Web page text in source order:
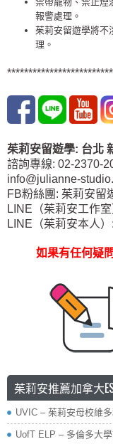
報警處理。
茱莉安留遊學將不
理。
茱莉安留遊學: 台北
諮詢專線: 02-2370-
info@julianne-
FB粉絲團: 茱莉安留
LINE（茱莉安工作
LINE（茱莉安本人
如果有任何疑
茱莉安推薦加拿大
UVIC – 茱莉安母校維
UofT ELP – 多倫多大